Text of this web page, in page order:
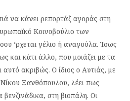
να κάνει ρεπορτάζ αγοράς στη
Κοινοβούλιο των
‘ρχεται γέλιο ή αναγούλα. Ίσως
και κάτι άλλο, που μοιάζει με τα
ακριβώς. Ο ίδιος ο Αυτιάς, με
Ξανθόπουλου, λέει πως
στη βιοπάλη. Οι